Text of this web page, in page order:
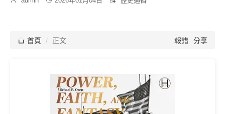
 首頁 正文 報錯 分享